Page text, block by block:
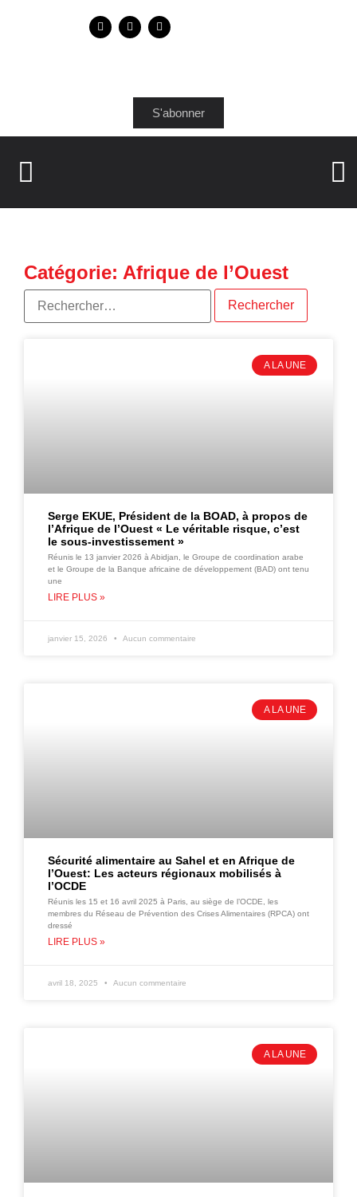
S'abonner
Catégorie: Afrique de l’Ouest
A LA UNE
Serge EKUE, Président de la BOAD, à propos de
l’Afrique de l’Ouest « Le véritable risque, c’est
le sous-investissement »
Réunis le 13 janvier 2026 à Abidjan, le Groupe de coordination arabe
et le Groupe de la Banque africaine de développement (BAD) ont tenu
une
LIRE PLUS »
janvier 15, 2026 Aucun commentaire
A LA UNE
Sécurité alimentaire au Sahel et en Afrique de
l’Ouest: Les acteurs régionaux mobilisés à
l’OCDE
Réunis les 15 et 16 avril 2025 à Paris, au siège de l’OCDE, les
membres du Réseau de Prévention des Crises Alimentaires (RPCA) ont
dressé
LIRE PLUS »
avril 18, 2025 Aucun commentaire
A LA UNE